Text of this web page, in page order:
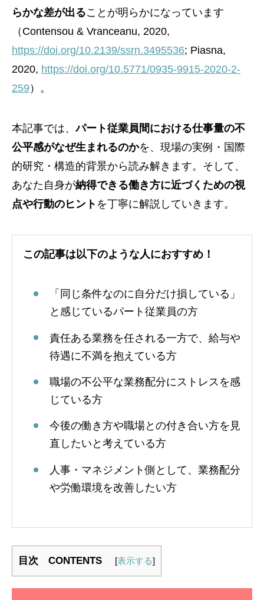
らかな差が出ることが明らかになっています
（Contensou & Vranceanu, 2020,
https://doi.org/10.2139/ssrn.3495536; Piasna,
2020, https://doi.org/10.5771/0935-9915-2020-2-
259）。
本記事では、パート従業員間における仕事量の不
公平感がなぜ生まれるのかを、現場の実例・国際
的研究・構造的背景から読み解きます。そして、
あなた自身が納得できる働き方に近づくための視
点や行動のヒント を丁寧に解説していきます。
この記事は以下のような人におすすめ！
「同じ条件なのに自分だけ損している」
と感じているパート従業員の方
責任ある業務を任される一方で、給与や
待遇に不満を抱えている方
職場の不公平な業務配分にストレスを感
じている方
今後の働き方や職場との付き合い方を見
直したいと考えている方
人事・マネジメント側として、業務配分
や労働環境を改善したい方
目次 CONTENTS [表示する]